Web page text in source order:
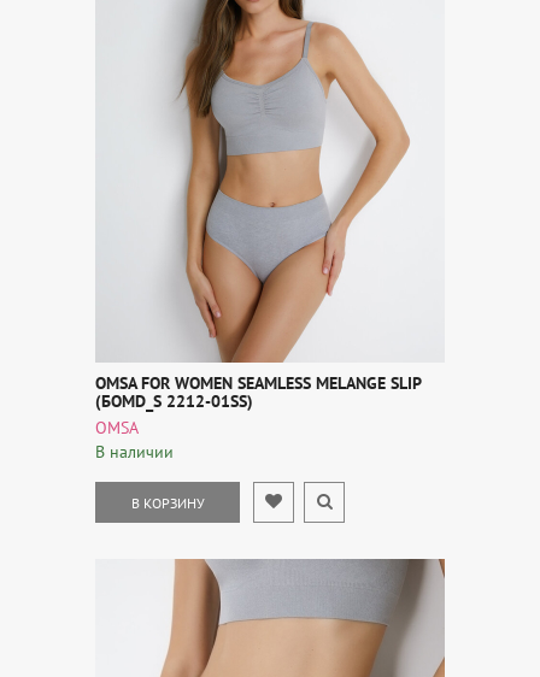
OMSA FOR WOMEN SEAMLESS MELANGE SLIP
(БOMD_S 2212-01SS)
OMSA
В наличии
В КОРЗИНУ